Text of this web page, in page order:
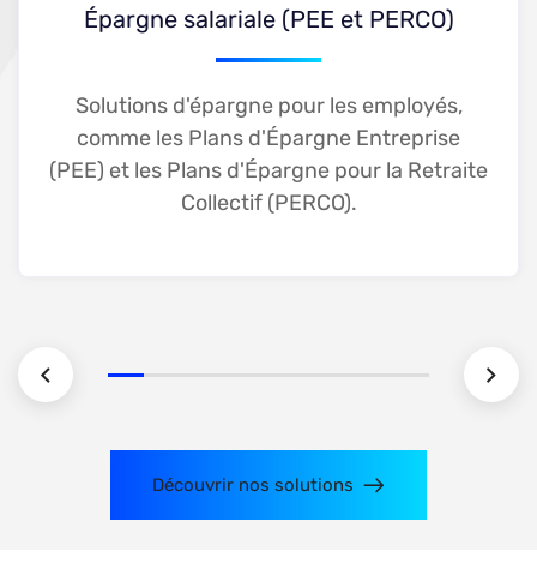
Épargne salariale (PEE et PERCO)
Solutions d'épargne pour les employés,
comme les Plans d'Épargne Entreprise
(PEE) et les Plans d'Épargne pour la Retraite
Collectif (PERCO).
Épargne salariale (PEE et PERCO)
En savoir plus
Découvrir nos solutions